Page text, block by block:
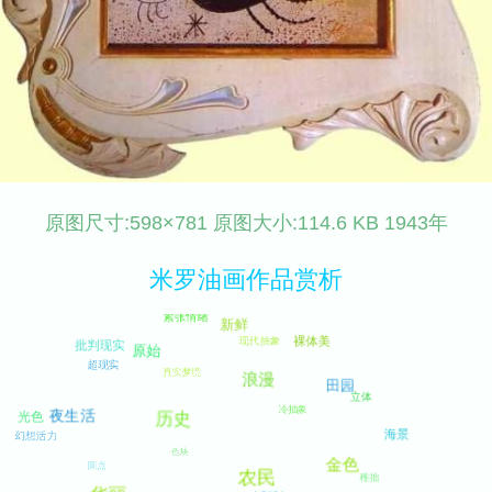
原图尺寸:598×781 原图大小:114.6 KB 1943年
米罗油画作品赏析